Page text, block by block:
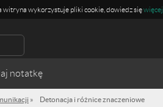
witryna wykorzystuje pliki cookie, dowiedz sięwięcej
» Detonacja i różnice znaczeniowe